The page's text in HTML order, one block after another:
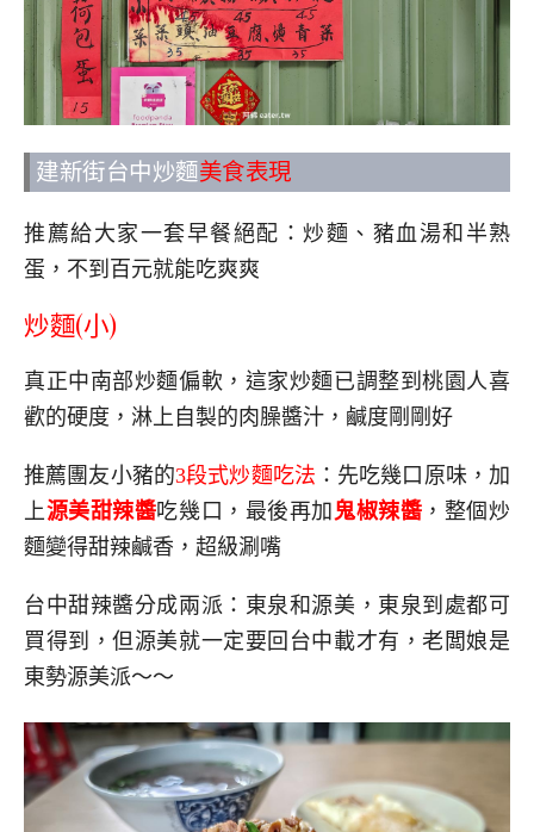
建新街台中炒麵美食表現
推薦給大家一套早餐絕配：炒麵、豬血湯和半熟
蛋，不到百元就能吃爽爽
炒麵(小)
真正中南部炒麵偏軟，這家炒麵已調整到桃園人喜
歡的硬度，淋上自製的肉臊醬汁，鹹度剛剛好
推薦團友小豬的3段式炒麵吃法 ：先吃幾口原味，加
上源美甜辣醬吃幾口，最後再加 鬼椒辣醬 ，整個炒
麵變得甜辣鹹香，超級涮嘴
台中甜辣醬分成兩派：東泉和源美，東泉到處都可
買得到，但源美就一定要回台中載才有，老闆娘是
東勢源美派～～